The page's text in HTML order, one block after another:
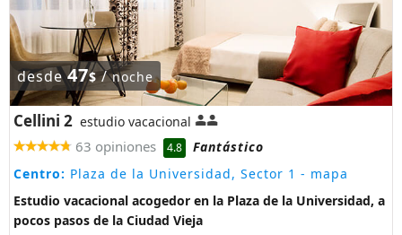
desde47$/noche
Cellini 2 estudio vacacional
63 opiniones 4.8
Fantástico
Centro: Plaza de la Universidad, Sector 1 - mapa
Estudio vacacional acogedor en la Plaza de la Universidad, a
pocos pasos de la Ciudad Vieja